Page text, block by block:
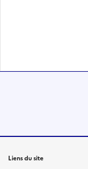
Liens du site